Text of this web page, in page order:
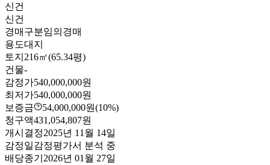
신건
신건
경매구분임의경매
용도대지
토지 216㎡(65.34평)
건물-
감정가540,000,000원
최저가540,000,000원
보증금
54,000,000원(10%)
청구액431,054,807원
개시결정2025년 11월 14일
감정일감정평가서 분석 중
배당종기 2026년 01월 27일